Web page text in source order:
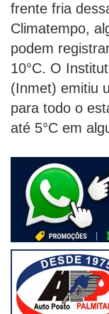
frente fria
Climatempo,
podem
10°C. O
(Inmet) emitiu
para todo o
até 5°C em